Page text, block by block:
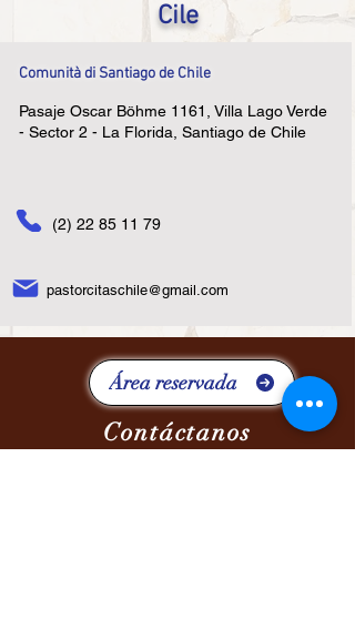
Cile
Comunità di Santiago de Chile
Pasaje Oscar Böhme 1161, Villa Lago Verde
- Sector 2 - La Florida, Santiago de Chile
(2) 22 85 11 79
pastorcitaschile@gmail.com
Área reservada
Contáctanos